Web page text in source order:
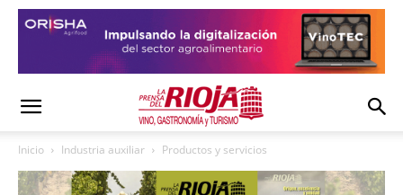
Inicio Industria auxiliar Productos y servicios